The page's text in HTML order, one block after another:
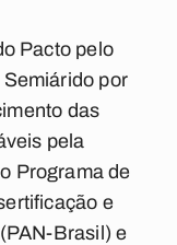
Pacto pelo
por
das
pela
Programa de
e
Brasil) e